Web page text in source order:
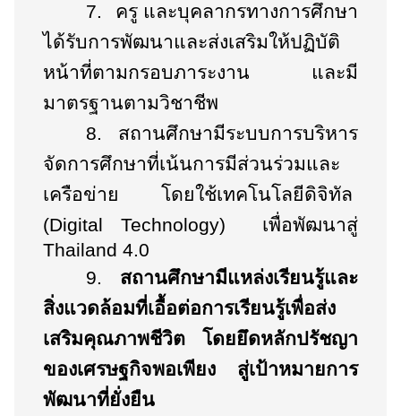
7.
ครู และบุคลากรทางการศึกษา
ได้รับการพัฒนาและส่งเสริมให้ปฏิบัติ
หน้าที่ตามกรอบภาระงาน และมี
มาตรฐานตามวิชาชีพ
8.
สถานศึกษามีระบบการบริหาร
จัดการศึกษาที่เน้นการมีส่วนร่วมและ
เครือข่าย โดยใช้เทคโนโลยีดิจิทัล
(Digital Technology) เพื่อพัฒนาสู่
Thailand 4.0
9. สถานศึกษามีแหล่งเรียนรู้และ
สิ่งแวดล้อมที่เอื้อต่อการเรียนรู้เพื่อส่ง
เสริมคุณภาพชีวิต โดยยึดหลักปรัชญา
ของเศรษฐกิจพอเพียง สู่เป้าหมายการ
พัฒนาที่ยั่งยืน